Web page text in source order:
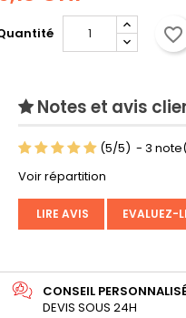
favorite_border
Notes et avis
(5/5) - 3
Voir répartition
LIRE AVIS EVALUEZ-
CONSEIL
DEVIS SOUS 24H